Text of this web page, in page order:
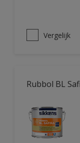
Vergelijk
Rubbol BL